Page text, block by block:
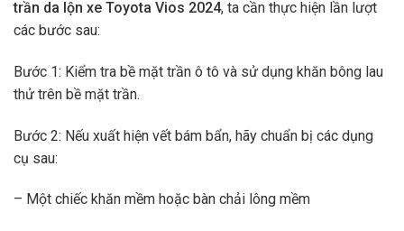
trần da lộn xe Toyota Vios 2024, ta cần thực hiện lần lượt
các bước sau:
Bước 1: Kiểm tra bề mặt trần ô tô và sử dụng khăn bông lau
thử trên bề mặt trần.
Bước 2: Nếu xuất hiện vết bám bẩn, hãy chuẩn bị các dụng
cụ sau:
– Một chiếc khăn mềm hoặc bàn chải lông mềm